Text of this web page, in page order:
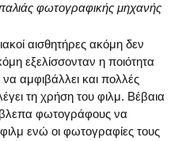
φωτογραφικής μηχανής
αισθητήρες ακόμη δεν
εξελίσσονταν η ποιότητα
αμφιβάλλει και πολλές
τη χρήση του φιλμ. Βέβαια
φωτογράφους να
ενώ οι φωτογραφίες τους